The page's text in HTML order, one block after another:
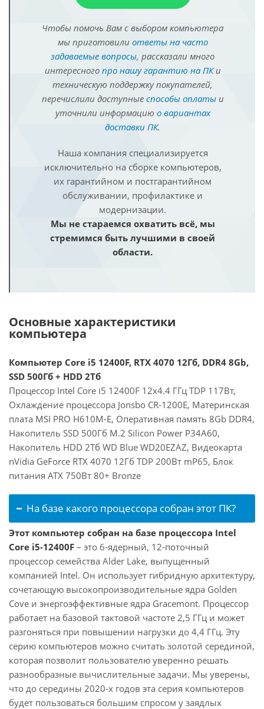
Чтобы помочь Вам с выбором компьютера
мы приготовили ответы на часто
задаваемые вопросы, рассказали много
интересного про нашу гарантию на ПКи
техническую поддержку покупателей,
перечислили доступные способы оплатыи
уточнили информацию о вариантах
доставки ПК.
Наша компания специализируется
исключительно на сборке компьютеров,
их гарантийном и постгарантийном
обслуживании, профилактике и
модернизации.
Мы не стараемся охватить всё, мы
стремимся быть лучшими в своей
области.
Основные характеристики
компьютера
Компьютер Core i5 12400F, RTX 4070 12Гб, DDR4 8Gb,
SSD 500Гб + HDD 2Тб
Процессор Intel Core i5 12400F 12x4.4 ГГц TDP 117Вт,
Охлаждение процессора Jonsbo CR-1200E, Материнская
плата MSI PRO H610M-E, Оперативная память 8Gb DDR4,
Накопитель SSD 500Гб M.2 Silicon Power P34A60,
Накопитель HDD 2Тб WD Blue WD20EZAZ, Видеокарта
nVidia GeForce RTX 4070 12Гб TDP 200Вт mP65, Блок
питания ATX 750Вт 80+ Bronze
На базе какого процессора собран этот ПК?
Этот компьютер собран на базе процессора Intel
Core i5-12400F – это 6-ядерный, 12-поточный
процессор семейства Alder Lake, выпущенный
компанией Intel. Он использует гибридную архитектуру,
сочетающую высокопроизводительные ядра Golden
Cove и энергоэффективные ядра Gracemont. Процессор
работает на базовой тактовой частоте 2,5 ГГц и может
разгоняться при повышении нагрузки до 4,4 ГГц. Эту
серию компьютеров можно считать золотой серединой,
которая позволит пользователю уверенно решать
разнообразные вычислительные задачи. Мы уверены,
что до середины 2020-х годов эта серия компьютеров
будет пользоваться большим спросом у заядлых